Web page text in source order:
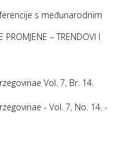
s međunarodnim
PROMJENE – TRENDOVI I
Vol. 7, Br. 14.
- Vol. 7, No. 14. -